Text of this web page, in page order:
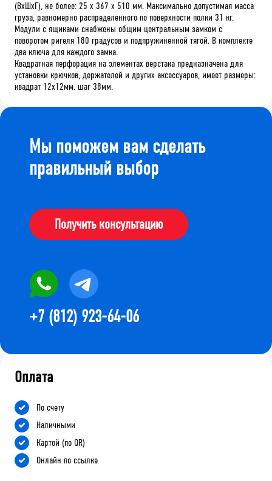
(ВхШхГ), не более: 25 х 367 х 510 мм. Максимально допустимая масса
груза, равномерно распределенного по поверхности полки 31 кг.
Модули с ящиками снабжены общим центральным замком с
поворотом ригеля 180 градусов и подпружиненной тягой. В комплекте
два ключа для каждого замка.
Квадратная перфорация на элементах верстака предназначена для
установки крючков, держателей и других аксессуаров, имеет размеры:
квадрат 12х12мм. шаг 38мм.
Мы поможем вам сделать
правильный выбор
Получить консультацию
+7 (812) 923-64-06
Оплата
По счету
Наличными
Картой (по QR)
Онлайн по ссылке